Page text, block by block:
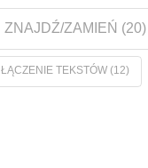
ZNAJDŹ/ZAMIEŃ (20)
ŁĄCZENIE TEKSTÓW(12)